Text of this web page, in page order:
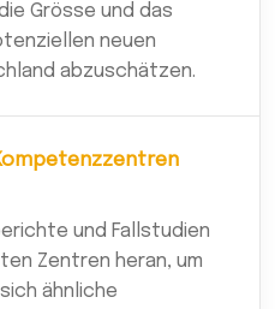
Grösse und das
neuen
abzuschätzen.
und Fallstudien
Zentren heran, um
ähnliche